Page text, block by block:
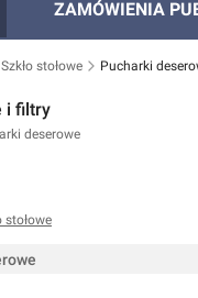
ZAMÓWIENIA
Szkło stołowe Pucharki
i filtry
deserowe
stołowe